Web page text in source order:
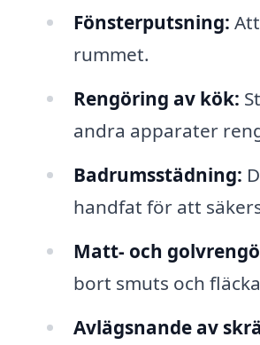
Fönsterputsning:
rummet.
Rengöring av kök:
andra apparater
Badrumsstädning:
handfat för att
Matt- och
bort smuts och
Avlägsnande av